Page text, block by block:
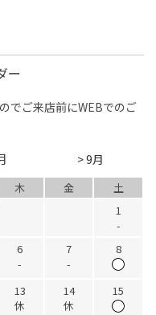
ー
でご来店前にWEBでのご
> 9月
木 金
土
1
-
6
-
7
-
8
13
休
14
休
15